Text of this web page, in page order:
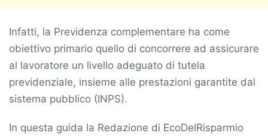
Infatti, la Previdenza complementare ha come
obiettivo primario quello di concorrere ad assicurare
al lavoratore un livello adeguato di tutela
previdenziale, insieme alle prestazioni garantite dal
sistema pubblico (INPS).
In questa guida la Redazione di EcoDelRisparmio